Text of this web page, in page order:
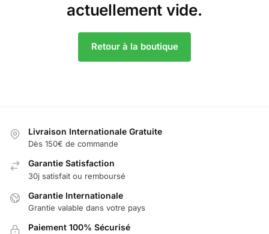
actuellement vide.
Retour à la boutique
Livraison Internationale Gratuite
Dès 150€ de commande
Garantie Satisfaction
30j satisfait ou remboursé
Garantie Internationale
Grantie valable dans votre pays
Paiement 100% Sécurisé